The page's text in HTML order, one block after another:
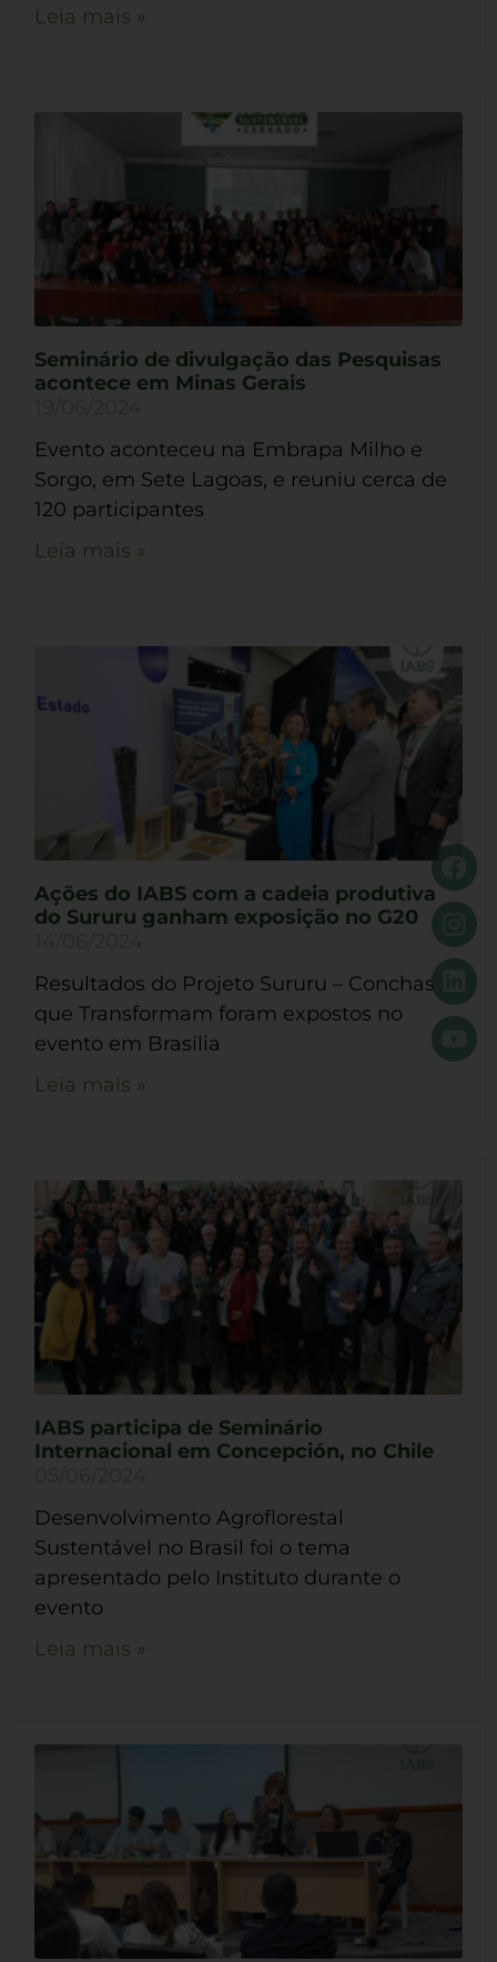
Leia mais »
Seminário de divulgação das Pesquisas
acontece em Minas Gerais
Evento aconteceu na Embrapa Milho e
Sorgo, em Sete Lagoas, e reuniu cerca de
120 participantes
Leia mais »
Ações do IABS com a cadeia produtiva
do Sururu ganham exposição no G20
Resultados do Projeto Sururu – Conchas
que Transformam foram expostos no
evento em Brasília
Leia mais »
IABS participa de Seminário
Internacional em Concepción, no Chile
Desenvolvimento Agroflorestal
Sustentável no Brasil foi o tema
apresentado pelo Instituto durante o
evento
Leia mais »